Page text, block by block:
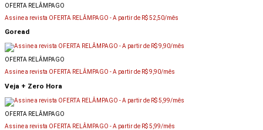
OFERTA RELÂMPAGO
Assine a revista OFERTA RELÂMPAGO -A partir de R$ 52,50/mês
Goread
OFERTA RELÂMPAGO
Assine a revista OFERTA RELÂMPAGO -A partir de R$ 9,90/mês
Veja + Zero Hora
OFERTA RELÂMPAGO
Assine a revista OFERTA RELÂMPAGO -A partir de R$ 5,99/mês